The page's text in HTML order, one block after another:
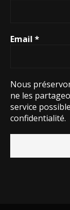
Email *
Nous
ne les
service
confidentialité.